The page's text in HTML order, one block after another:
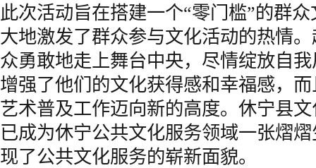
此次活动旨在搭建一个“零门槛”的群
大地激发了群众参与文化活动的热情
众勇敢地走上舞台中央，尽情绽放自
增强了他们的文化获得感和幸福感，
艺术普及工作迈向新的高度。休宁县
已成为休宁公共文化服务领域一张熠
现了公共文化服务的崭新面貌。